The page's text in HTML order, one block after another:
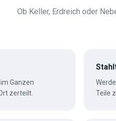
Ob Keller, Erdreich oder
Ganzen
zerteilt.
Teile